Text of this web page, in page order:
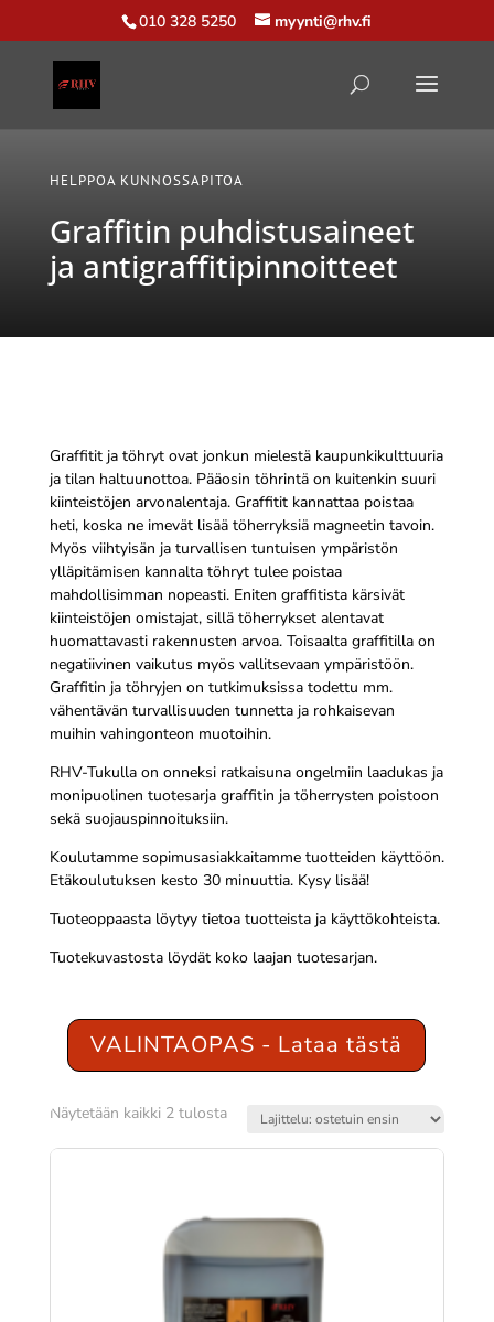
010 328 5250 myynti@rhv.fi
HELPPOA KUNNOSSAPITOA
Graffitin puhdistusaineet
ja antigraffitipinnoitteet
Graffitit ja töhryt ovat jonkun mielestä kaupunkikulttuuria
ja tilan haltuunottoa. Pääosin töhrintä on kuitenkin suuri
kiinteistöjen arvonalentaja. Graffitit kannattaa poistaa
heti, koska ne imevät lisää töherryksiä magneetin tavoin.
Myös viihtyisän ja turvallisen tuntuisen ympäristön
ylläpitämisen kannalta töhryt tulee poistaa
mahdollisimman nopeasti. Eniten graffitista kärsivät
kiinteistöjen omistajat, sillä töherrykset alentavat
huomattavasti rakennusten arvoa. Toisaalta graffitilla on
negatiivinen vaikutus myös vallitsevaan ympäristöön.
Graffitin ja töhryjen on tutkimuksissa todettu mm.
vähentävän turvallisuuden tunnetta ja rohkaisevan
muihin vahingonteon muotoihin.
RHV-Tukulla on onneksi ratkaisuna ongelmiin laadukas ja
monipuolinen tuotesarja graffitin ja töherrysten poistoon
sekä suojauspinnoituksiin.
Koulutamme sopimusasiakkaitamme tuotteiden käyttöön.
Etäkoulutuksen kesto 30 minuuttia. Kysy lisää!
Tuoteoppaasta löytyy tietoa tuotteista ja käyttökohteista.
Tuotekuvastosta löydät koko laajan tuotesarjan.
VALINTAOPAS - Lataa tästä
Näytetään kaikki 2 tulostaSuosituimmat
ensin